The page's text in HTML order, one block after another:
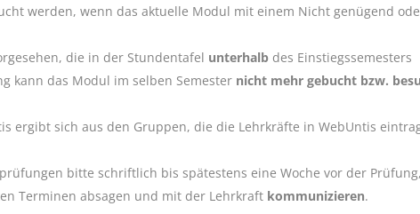
werden, wenn das aktuelle Modul mit einem Nicht genügend
die in der Stundentafel unterhalb des Einstiegssemesters
kann das Modul im selben Semester nicht mehr gebucht bzw.
ergibt sich aus den Gruppen, die die Lehrkräfte in WebUntis
bitte schriftlich bis spätestens eine Woche vor der Prüfung,
Terminen absagen und mit der Lehrkraft kommunizieren.